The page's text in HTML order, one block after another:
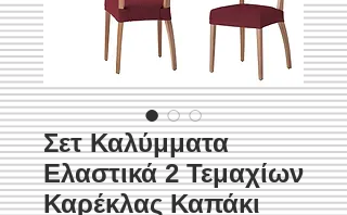
Σετ Καλύμματα
Ελαστικά 2 Τεμαχίων
Καρέκλας Καπάκι